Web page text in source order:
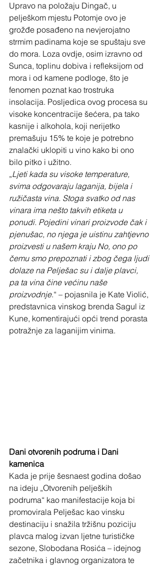
Upravo na položaju Dingač, u
pelješkom mjestu Potomje ovo je
grožđe posađeno na nevjerojatno
strmim padinama koje se spuštaju sve
do mora. Loza ovdje, osim izravno od
Sunca, toplinu dobiva i refleksijom od
mora i od kamene podloge, što je
fenomen poznat kao trostruka
insolacija. Posljedica ovog procesa su
visoke koncentracije šećera, pa tako
kasnije i alkohola, koji nerijetko
premašuju 15% te koje je potrebno
znalački uklopiti u vino kako bi ono
bilo pitko i užitno.
„Ljeti kada su visoke temperature,
svima odgovaraju laganija, bijela i
ružičasta vina. Stoga svatko od nas
vinara ima nešto takvih etiketa u
ponudi. Pojedini vinari proizvode čak i
pjenušac, no njega je uistinu zahtjevno
proizvesti u našem kraju No, ono po
čemu smo prepoznati i zbog čega ljudi
dolaze na Pelješac su i dalje plavci,
pa ta vina čine većinu naše
proizvodnje.“ – pojasnila je Kate Violić,
predstavnica vinskog brenda Sagul iz
Kune, komentirajući opći trend porasta
potražnje za laganijim vinima.
Dani otvorenih podruma i Dani
kamenica
Kada je prije šesnaest godina došao
na ideju „Otvorenih peljeških
podruma“ kao manifestacije koja bi
promovirala Pelješac kao vinsku
destinaciju i snažila tržišnu poziciju
plavca malog izvan ljetne turističke
sezone, Slobodana Rosića – idejnog
začetnika i glavnog organizatora te